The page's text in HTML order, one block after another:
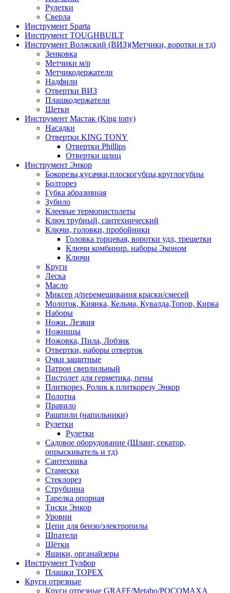
Рулетки
Сверла
Инструмент Sparta
Инструмент TOUGHBUILT
Инструмент Волжский (ВИЗ)(Метчики, воротки и тд)
Зенковка
Метчики м/р
Метчикодержатели
Надфили
Отвертки ВИЗ
Плашкодержатели
Щетки
Инструмент Мастак (King tony)
Насадки
Отвертки KING TONY
Отвертки Phillips
Отвертки шлиц
Инструмент Энкор
Бокорезы,кусачки,плоскогубцы,круглогубцы
Болторез
Губка абразивная
Зубило
Клеевые термопистолеты
Ключ трубный, сантехнический
Ключи, головки, пробойники
Головка торцевая, воротки удл, трещетки
Ключи комбинир. наборы Эконом
Ключи
Круги
Леска
Масло
Миксер д/перемешивания краски/смесей
Молоток, Киянка, Кельма, Кувалда,Топор, Кирка
Наборы
Ножи. Лезвия
Ножницы
Ножовка, Пила, Лобзик
Отвертки, наборы отверток
Очки защитные
Патрон сверлильный
Пистолет для герметика, пены
Плиткорез, Ролик к плиткорезу Энкор
Полотна
Правило
Рашпили (напильники)
Рулетки
Рулетки
Садовое оборудование (Шланг, секатор,
опрыскиватель и тд)
Сантехника
Стамески
Стеклорез
Струбцина
Тарелка опорная
Тиски Энкор
Уровни
Цепи для бензо/электропилы
Шпатели
Щётки
Ящики, органайзеры
Инструмент Тулфор
Плашки ТОРЕХ
Круги отрезные
Круги отрезные GRAFF/Metabo/РОСОМАХА